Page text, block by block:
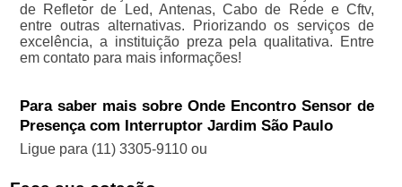
de Refletor de Led, Antenas, Cabo de Rede e Cftv,
entre outras alternativas. Priorizando os serviços de
excelência, a instituição preza pela qualitativa. Entre
em contato para mais informações!
Para saber mais sobre Onde Encontro Sensor de
Presença com Interruptor Jardim São Paulo
Ligue para (11) 3305-9110ou